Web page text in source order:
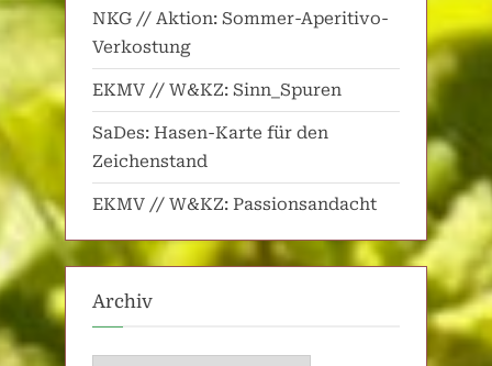
NKG // Aktion: Sommer-Aperitivo-
Verkostung
EKMV // W&KZ: Sinn_Spuren
SaDes: Hasen-Karte für den
Zeichenstand
EKMV // W&KZ: Passionsandacht
Archiv